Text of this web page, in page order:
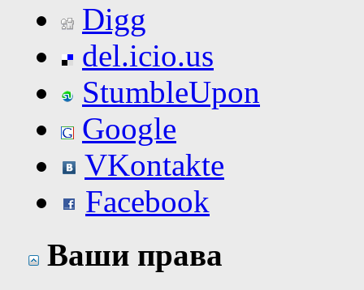
Digg
del.icio.us
StumbleUpon
Google
VKontakte
Facebook
Ваши права